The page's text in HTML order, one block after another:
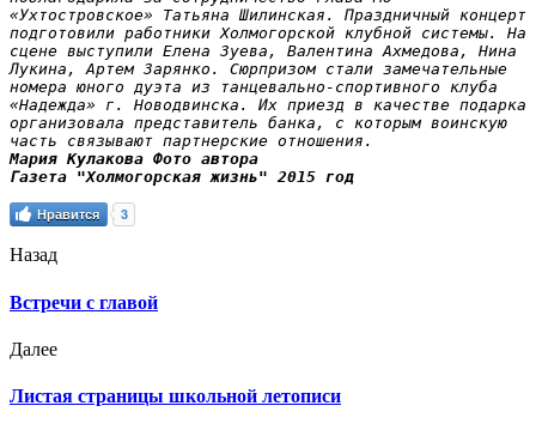
«Ухтостровское» Татьяна Шилинская. Праздничный концерт
подготовили работники Холмогорской клубной системы. На
сцене выступили Елена Зуева, Валентина Ахмедова, Нина
Лукина, Артем Зарянко. Сюрпризом стали замечательные
номера юного дуэта из танцевально-спортивного клуба
«Надежда» г. Новодвинска. Их приезд в качестве подарка
организовала представитель банка, с которым воинскую
часть связывают партнерские отношения.
Мария Кулакова Фото автора
Газета "Холмогорская жизнь" 2015 год
Нравится 3
Назад
Встречи с главой
Далее
Листая страницы школьной летописи